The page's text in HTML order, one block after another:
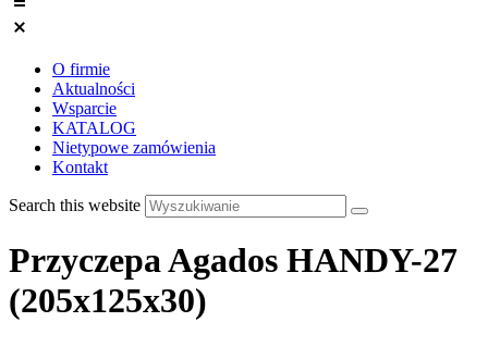
O firmie
Aktualności
Wsparcie
KATALOG
Nietypowe zamówienia
Kontakt
Search this website
Przyczepa Agados HANDY-27
(205x125x30)